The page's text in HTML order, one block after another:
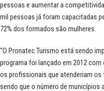
pessoas e aumentar a
mil pessoas já foram capacitadas
72% dos formados são mulheres.
“O Pronatec Turismo está sendo
programa foi lançado em 2012
os profissionais que atenderiam
sendo que o número de municípios